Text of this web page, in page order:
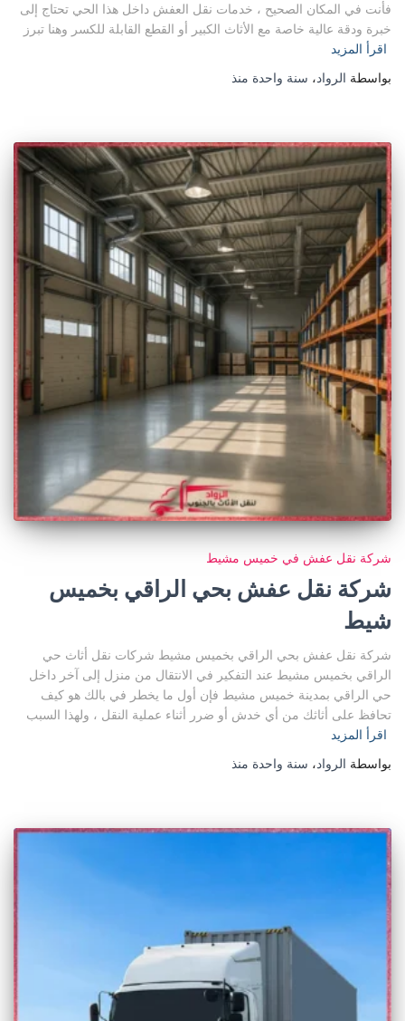
فأنت في المكان الصحيح ، خدمات نقل العفش داخل هذا الحي تحتاج إلى
خبرة ودقة عالية خاصة مع الأثاث الكبير أو القطع القابلة للكسر وهنا تبرز
اقرأ المزيد
بواسطة الرواد، سنة واحدة منذ
شركة نقل عفش في خميس مشيط
شركة نقل عفش بحي الراقي بخميس
شيط
شركة نقل عفش بحي الراقي بخميس مشيط شركات نقل أثاث حي
الراقي بخميس مشيط عند التفكير في الانتقال من منزل إلى آخر داخل
حي الراقي بمدينة خميس مشيط فإن أول ما يخطر في بالك هو كيف
تحافظ على أثاثك من أي خدش أو ضرر أثناء عملية النقل ، ولهذا السبب
اقرأ المزيد
بواسطة الرواد، سنة واحدة منذ